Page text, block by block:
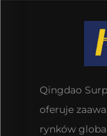
Qingdao
oferuje
rynków